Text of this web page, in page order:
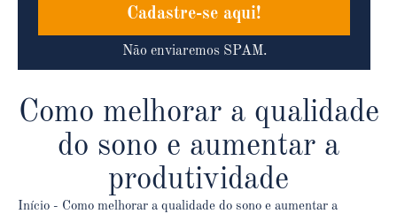
Cadastre-se aqui!
Não enviaremos SPAM.
Como melhorar a qualidade
do sono e aumentar a
produtividade
Início - Como melhorar a qualidade do sono e aumentar a